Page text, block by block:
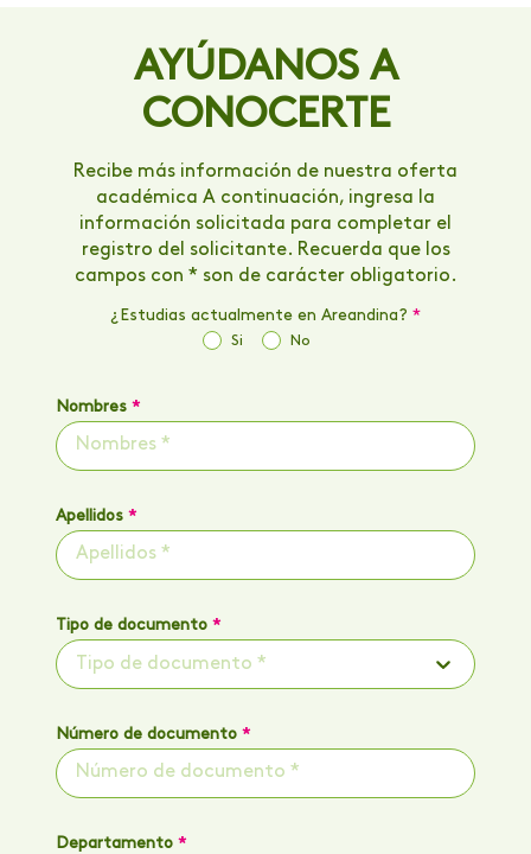
AYÚDANOS A
CONOCERTE
Recibe más información de nuestra oferta
académica A continuación, ingresa la
información solicitada para completar el
registro del solicitante. Recuerda que los
campos con * son de carácter obligatorio.
¿Estudias actualmente en Areandina? *
Si No
Nombres *
Apellidos *
Tipo de documento *
Tipo de documento *
Número de documento *
Departamento *